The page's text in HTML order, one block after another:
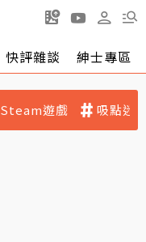
快評雜談 紳士專區
Steam遊戲 吸點迷